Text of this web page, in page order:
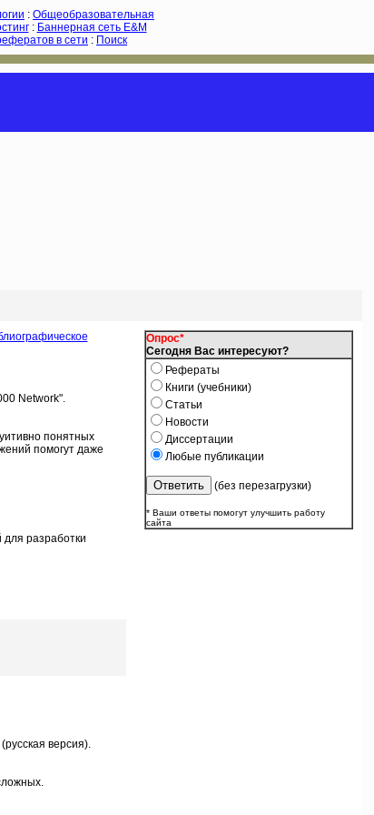
: Общеобразовательная
: Баннерная сеть E&M
в сети : Поиск
Network".
понятных
помогут даже
разработки
версия).
Опрос*
Сегодня Вас интересуют?
Рефераты
Книги (учебники)
Статьи
Новости
Диссертации
Любые публикации
(без перезагрузки)
* Ваши ответы помогут улучшить работу
сайта